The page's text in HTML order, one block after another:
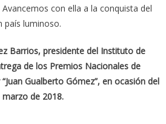
con ella a la conquista del
país luminoso.
Barrios, presidente del Instituto de
de los Premios Nacionales de
Gualberto Gómez”, en ocasión del
de 2018.